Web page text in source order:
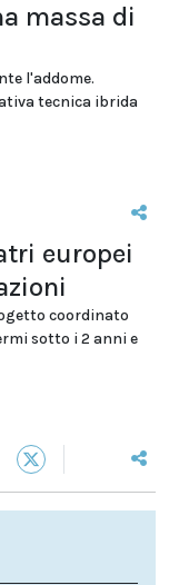
massa di
l'addome.
tecnica ibrida
europei
coordinato
sotto i 2 anni e